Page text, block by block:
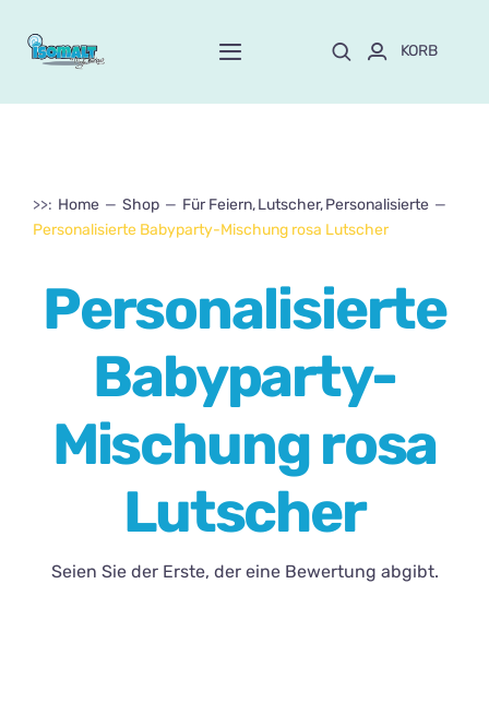
Toggle
Anpassen und bestellen
Kurse
Blog
Kontakt
KORB
>>: Home Shop Für Feiern Lutscher Personalisierte
Personalisierte Babyparty-Mischung rosa Lutscher
Personalisierte
Babyparty-
Mischung rosa
Lutscher
Seien Sie der Erste, der eine Bewertung abgibt.